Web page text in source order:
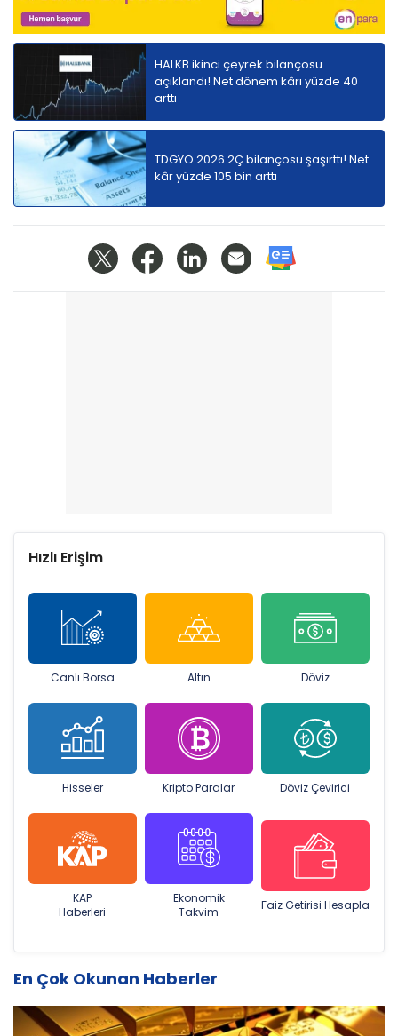
HALKB ikinci çeyrek bilançosu
açıklandı! Net dönem kârı yüzde 40
arttı
TDGYO 2026 2Ç bilançosu şaşırttı! Net
kâr yüzde 105 bin arttı
Hızlı Erişim
Canlı Borsa Altın Döviz
Hisseler Kripto Paralar Döviz Çevirici
KAP
Haberleri
Ekonomik
Takvim
Faiz Getirisi Hesapla
En Çok Okunan Haberler